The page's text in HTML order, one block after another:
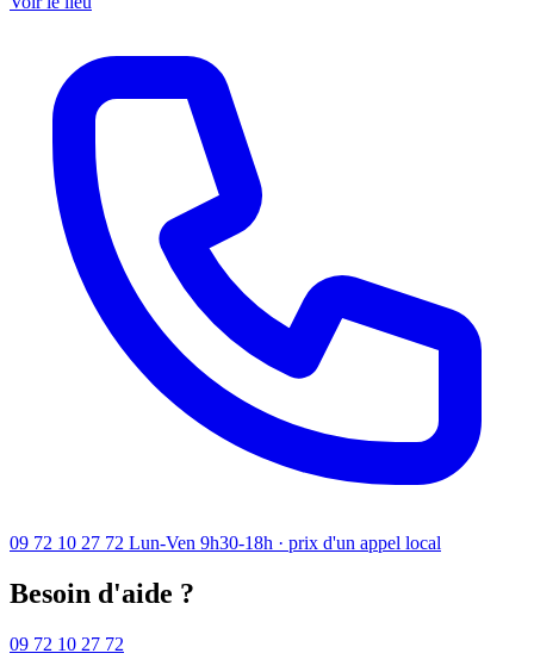
09 72 10 27 72 Lun-Ven 9h30-18h · prix d'un appel local
Besoin d'aide ?
09 72 10 27 72